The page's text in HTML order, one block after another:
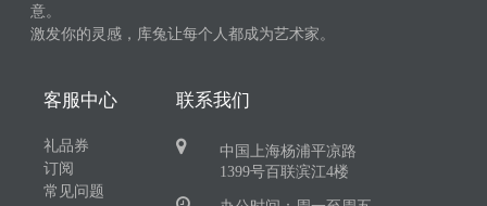
意。
激发你的灵感，库兔让每个人都成为艺术家。
客服中心
礼品券
订阅
常见问题
联系我们
中国上海杨浦平凉路
1399号百联滨江4楼